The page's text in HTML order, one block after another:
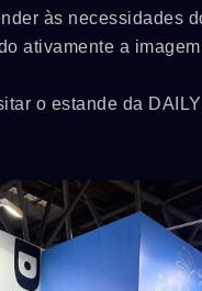
às necessidades
ativamente a
o estande da